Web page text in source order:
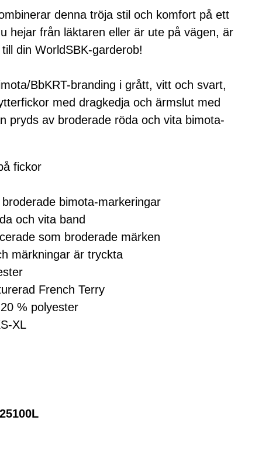
denna tröja stil och komfort på ett
hejar från läktaren eller är ute på vägen, är
din WorldSBK-garderob!
BbKRT-branding i grått, vitt och svart,
med dragkedja och ärmslut med
pryds av broderade röda och vita bimota-
fickor
bimota-markeringar
och vita band
som broderade märken
märkningar är tryckta
French Terry
% polyester
XL